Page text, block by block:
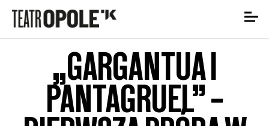
„GARGANTUA I
PANTAGRUEL” –